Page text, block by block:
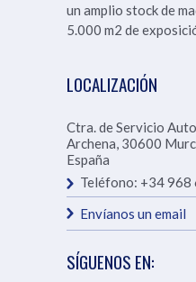
un amplio stock de
5.000 m2 de
LOCALIZACIÓN
Ctra. de Servicio
Archena 30600
España
Teléfono: +34 968
Envíanos un email
SÍGUENOS EN: